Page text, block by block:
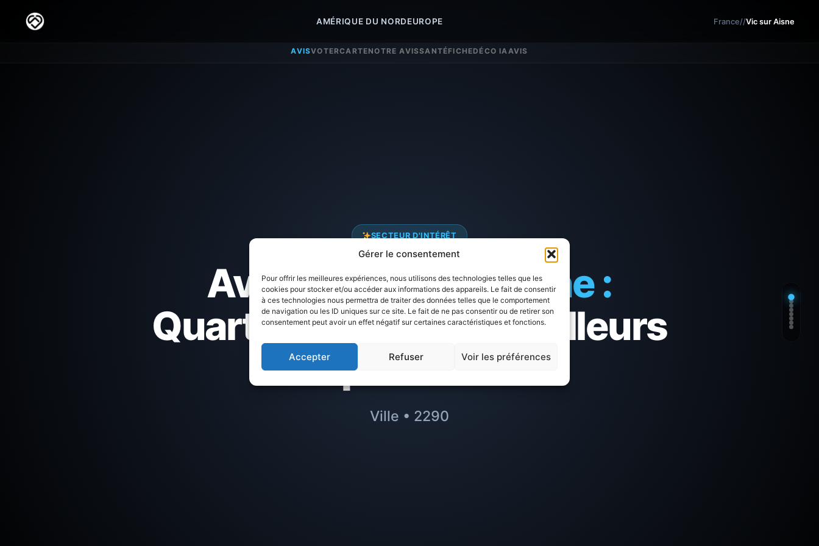
Gérer le consentement
Pour offrir les meilleures expériences, nous utilisons des technologies telles que les
cookies pour stocker et/ou accéder aux informations des appareils. Le fait de consentir
à ces technologies nous permettra de traiter des données telles que le comportement
de navigation ou les ID uniques sur ce site. Le fait de ne pas consentir ou de retirer son
consentement peut avoir un effet négatif sur certaines caractéristiques et fonctions.
Accepter Refuser Voir les préférences
AMÉRIQUE DU NORDEUROPE France//Vic sur Aisne
AVISVOTERCARTENOTRE AVISSANTÉFICHEDÉCO IAAVIS
SECTEUR D'INTÉRÊT
Avis surVic sur Aisne :
Quartier à éviter ou meilleurs
quartiers
Ville • 2290